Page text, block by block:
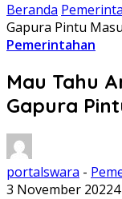
Beranda
Gapura Pintu
Pemerintahan
Mau Tahu
Gapura
portalswara -
3 November 2022